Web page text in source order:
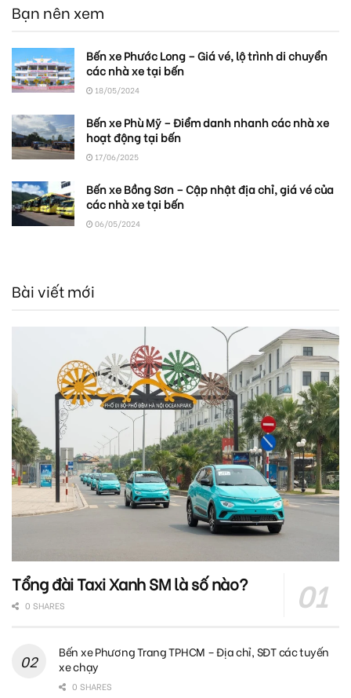
Bạn nên xem
Bến xe Phước Long – Giá vé, lộ trình di chuyển
các nhà xe tại bến
18/05/2024
Bến xe Phù Mỹ – Điểm danh nhanh các nhà xe
hoạt động tại bến
17/06/2025
Bến xe Bồng Sơn – Cập nhật địa chỉ, giá vé của
các nhà xe tại bến
06/05/2024
Bài viết mới
Tổng đài Taxi Xanh SM là số nào?
0 SHARES
Bến xe Phương Trang TPHCM – Địa chỉ, SĐT các tuyến
xe chạy
0 SHARES